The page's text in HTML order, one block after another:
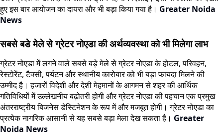
हुए इस बार आयोजन का दायरा और भी बड़ा किया गया है। Greater Noida
News
सबसे बडे मेले से ग्रेटर नोएडा की अर्थव्यवस्था को भी मिलेगा लाभ
ग्रेटर नोएडा में लगने वाले सबसे बड़े मेले से ग्रेटर नोएडा के होटल, परिवहन,
रेस्टोरेंट, टैक्सी, पर्यटन और स्थानीय कारोबार को भी बड़ा फायदा मिलने की
उम्मीद है। हजारों विदेशी और देशी मेहमानों के आगमन से शहर की आर्थिक
गतिविधियों में उल्लेखनीय बढ़ोतरी होगी और ग्रेटर नोएडा की पहचान एक प्रमुख
अंतरराष्ट्रीय बिजनेस डेस्टिनेशन के रूप में और मजबूत होगी। ग्रेटर नोएडा का
प्रत्येक नागरिक आसानी से यह सबसे बड़ा मेला देख सकता है। Greater
Noida News